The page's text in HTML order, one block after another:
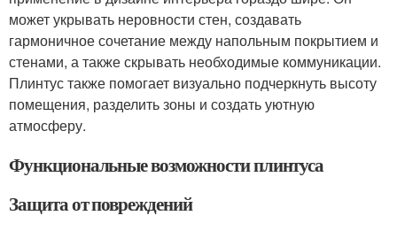
может укрывать неровности стен, создавать
гармоничное сочетание между напольным покрытием и
стенами, а также скрывать необходимые коммуникации.
Плинтус также помогает визуально подчеркнуть высоту
помещения, разделить зоны и создать уютную
атмосферу.
Функциональные возможности плинтуса
Защита от повреждений